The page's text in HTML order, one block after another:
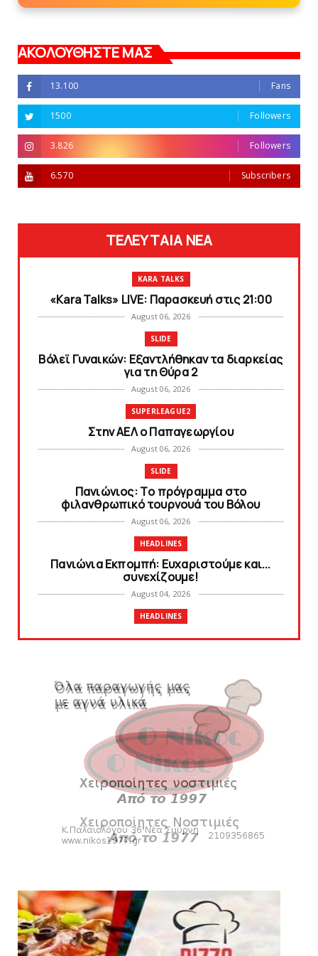
ΑΚΟΛΟΥΘΗΣΤΕ ΜΑΣ
13.100 Fans
1500 Followers
3.826 Followers
6.570 Subscribers
ΤΕΛΕΥΤΑΙΑ ΝΕΑ
KARA TALKS
«Kara Talks» LIVE: Παρασκευή στις 21:00
August 06, 2026
SLIDE
Bόλεϊ Γυναικών: Εξαντλήθηκαν τα διαρκείας
για τη Θύρα 2
August 06, 2026
SUPERLEAGUE2
Στην AEΛ ο Παπαγεωργίου
August 06, 2026
SLIDE
Πανιώνιoς: Tο πρόγραμμα στο
φιλανθρωπικό τουρνουά του Bόλου
August 06, 2026
HEADLINES
Πανιώνια Εκπομπή: Eυχαριστούμε και...
συνεχίζουμε!
August 04, 2026
HEADLINES
Θλίψη για τον χαμό του Γιώργου
SLIDE
Ξεκινά η ελεύθερη διάθεση των εισιτηρίων
διαρκείας του βόλεϊ...
August 04, 2026
HEADLINES
Kυανέρυθρη και επίσημα η Πάτερου
August 04, 2026
SLIDE
Πανιώνια Εκπομπή: Έπεσε η αυλαία της
ΕΠΙΚΑΙΡΟΤΗΤΑ
LIVE η Πανιώνια Εκπομπή!
August 03, 2026